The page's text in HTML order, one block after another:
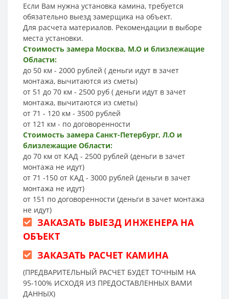
Если Вам нужна установка камина, требуется
обязательно выезд замерщика на объект.
Для расчета материалов. Рекомендации в выборе
места установки.
Стоимость замера Москва, М.О и близлежащие
Области:
до 50 км - 2000 рублей ( деньги идут в зачет
монтажа, вычитаются из сметы)
от 51 до 70 км - 2500 руб ( деньги идут в зачет
монтажа, вычитаются из сметы)
от 71 - 120 км - 3500 рублей
от 121 км - по договоренности
Стоимость замера Санкт-Петербург, Л.О и
близлежащие Области:
до 70 км от КАД - 2500 рублей (деньги в зачет
монтажа не идут)
от 71 -150 от КАД - 3000 рублей (деньги в зачет
монтажа не идут)
от 151 по договоренности (деньги в зачет монтажа
не идут)
ЗАКАЗАТЬ ВЫЕЗД ИНЖЕНЕРА НА
ОБЪЕКТ
ЗАКАЗАТЬ РАСЧЕТ КАМИНА
(ПРЕДВАРИТЕЛЬНЫЙ РАСЧЕТ БУДЕТ ТОЧНЫМ НА
95-100% ИСХОДЯ ИЗ ПРЕДОСТАВЛЕННЫХ ВАМИ
ДАННЫХ)